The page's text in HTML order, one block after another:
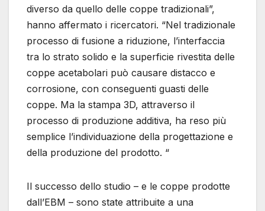
diverso da quello delle coppe tradizionali”,
hanno affermato i ricercatori. “Nel tradizionale
processo di fusione a riduzione, l’interfaccia
tra lo strato solido e la superficie rivestita delle
coppe acetabolari può causare distacco e
corrosione, con conseguenti guasti delle
coppe. Ma la stampa 3D, attraverso il
processo di produzione additiva, ha reso più
semplice l’individuazione della progettazione e
della produzione del prodotto. “
Il successo dello studio – e le coppe prodotte
dall’EBM – sono state attribuite a una